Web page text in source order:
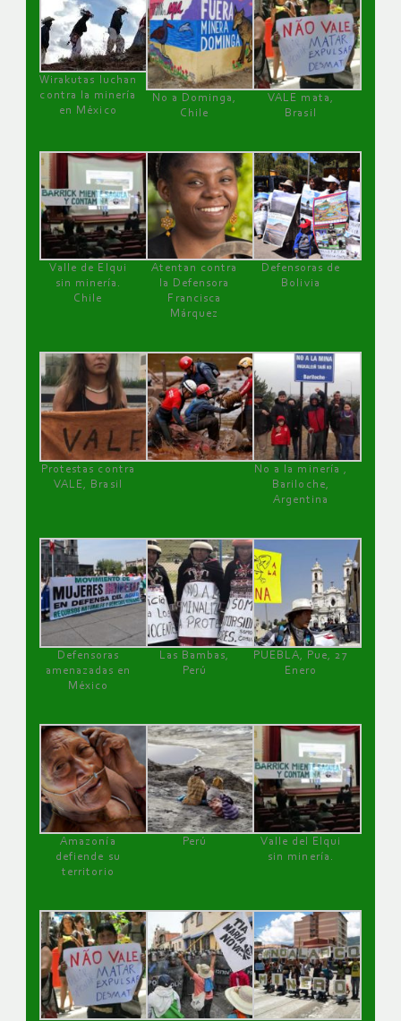
Wirakutas luchan
contra la minería
en México
No a Dominga,
Chile
VALE mata,
Brasil
Valle de Elqui
sin minería.
Chile
Atentan contra
la Defensora
Francisca
Márquez
Defensoras de
Bolivia
Protestas contra
VALE, Brasil
No a la minería ,
Bariloche,
Argentina
Defensoras
amenazadas en
México
Las Bambas,
Perú
PUEBLA, Pue, 27
Enero
Amazonía
defiende su
territorio
Perú
Valle del Elqui
sin minería.